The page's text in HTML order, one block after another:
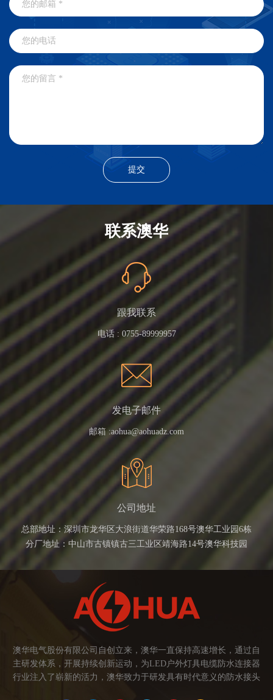
联系澳华
跟我联系
电话 : 0755-89999957
发电子邮件
邮箱 :aohua@aohuadz.com
公司地址
总部地址：深圳市龙华区大浪街道华荣路168号澳华工业园6栋
分厂地址：中山市古镇镇古三工业区靖海路14号澳华科技园
澳华电气股份有限公司自创立来，澳华一直保持高速增长，通过自
主研发体系，开展持续创新运动，为LED户外灯具电缆防水连接器
行业注入了崭新的活力，澳华致力于研发具有时代意义的防水接头